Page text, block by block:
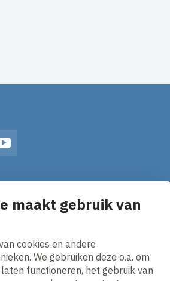
maakt gebruik van
cookies en andere
We gebruiken deze o.a. om
functioneren, het gebruik van
YouTube
alerts in je mailbox!
privacy statement.